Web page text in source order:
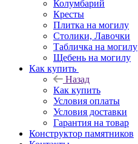
Колумбарий
Кресты
Плитка на могилу
Столики, Лавочки
Табличка на могилу
Щебень на могилу
Как купить
Назад
Как купить
Условия оплаты
Условия доставки
Гарантия на товар
Конструктор памятников